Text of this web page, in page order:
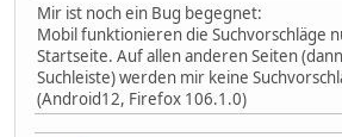
Mir ist noch ein Bug begegnet:
Mobil funktionieren die Suchvorschläge
Startseite. Auf allen anderen Seiten
Suchleiste) werden mir keine
(Android12, Firefox 106.1.0)